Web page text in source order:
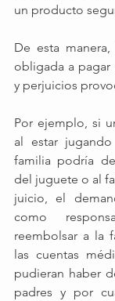
un producto
De esta
obligada a pagar
y perjuicios
Por ejemplo, si
al estar
familia podría
del juguete o al
juicio, el
como
reembolsar a la
las cuentas
pudieran haber
padres y por